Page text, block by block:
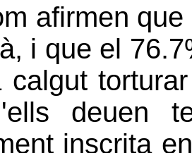
afirmen
i que el
calgut
deuen
inscrita